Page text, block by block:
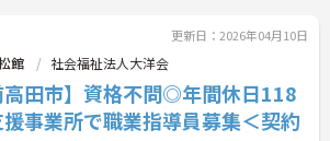
更新日：2026年04月10日
館 社会福祉法人大洋会
高田市】資格不問◎年間休日118
事業所で職業指導員募集＜契約